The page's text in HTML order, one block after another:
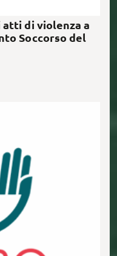
atti di violenza a
Soccorso del
del
al Tribunale
presso […]